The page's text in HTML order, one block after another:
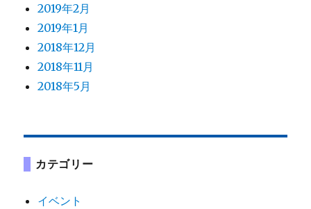
2019年2月
2019年1月
2018年12月
2018年11月
2018年5月
カテゴリー
イベント